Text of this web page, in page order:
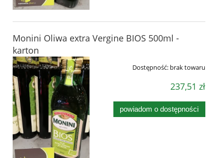
Monini Oliwa extra Vergine BIOS 500ml -
karton
Dostępność: brak towaru
237,51 zł
powiadom o dostępności